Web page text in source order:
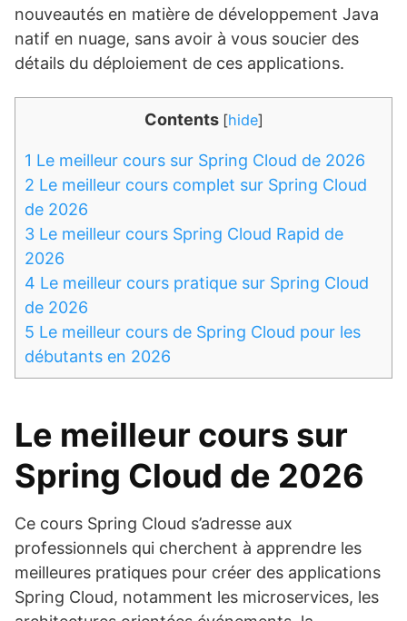
nouveautés en matière de développement Java
natif en nuage, sans avoir à vous soucier des
détails du déploiement de ces applications.
Contents [hide]
1 Le meilleur cours sur Spring Cloud de 2026
2 Le meilleur cours complet sur Spring Cloud
de 2026
3 Le meilleur cours Spring Cloud Rapid de
2026
4 Le meilleur cours pratique sur Spring Cloud
de 2026
5 Le meilleur cours de Spring Cloud pour les
débutants en 2026
Le meilleur cours sur
Spring Cloud de 2026
Ce cours Spring Cloud s’adresse aux
professionnels qui cherchent à apprendre les
meilleures pratiques pour créer des applications
Spring Cloud, notamment les microservices, les